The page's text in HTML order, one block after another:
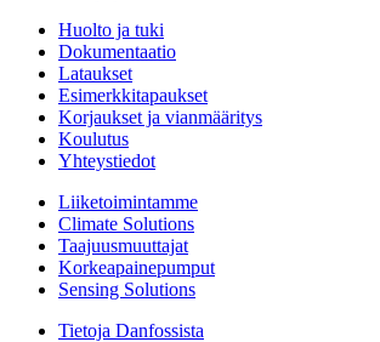
Huolto ja tuki
Dokumentaatio
Lataukset
Esimerkkitapaukset
Korjaukset ja vianmääritys
Koulutus
Yhteystiedot
Liiketoimintamme
Climate Solutions
Taajuusmuuttajat
Korkeapainepumput
Sensing Solutions
Tietoja Danfossista